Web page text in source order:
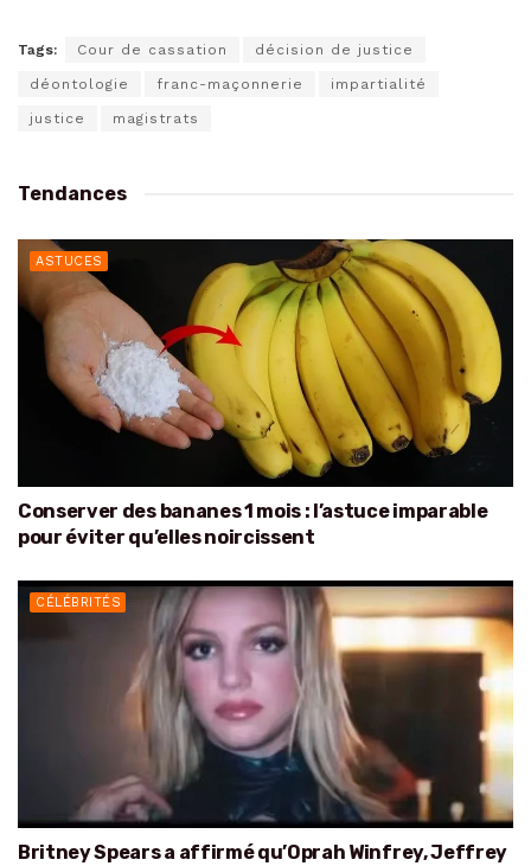
Tags: Cour de cassation décision de justice
déontologie franc-maçonnerie impartialité
justice magistrats
Tendances
ASTUCES
Conserver des bananes 1 mois : l’astuce imparable
pour éviter qu’elles noircissent
CÉLÉBRITÉS
Britney Spears a affirmé qu’Oprah Winfrey, Jeffrey